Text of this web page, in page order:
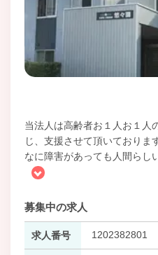
当法人は高齢者お１人お１人
じ、支援させて頂いておりま
なに障害があっても人間らし
募集中の求人
求人番号 1202382801